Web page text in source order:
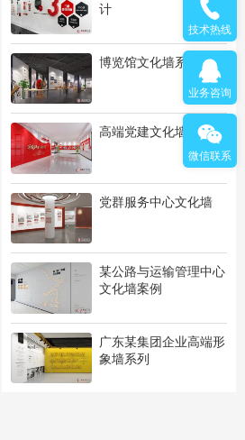
计
博览馆文化墙系列
高端党建文化墙系列
党群服务中心文化墙
某公路与运输管理中心
文化墙案例
广东某集团企业高端形
象墙系列
技术热线
业务咨询
微信联系